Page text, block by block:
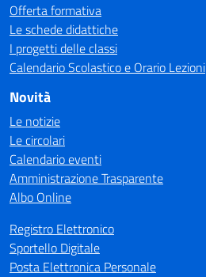
Offerta formativa
Le schede didattiche
I progetti delle classi
Calendario Scolastico e Orario Lezioni
Novità
Le notizie
Le circolari
Calendario eventi
Amministrazione Trasparente
Albo Online
Registro Elettronico
Sportello Digitale
Posta Elettronica Personale